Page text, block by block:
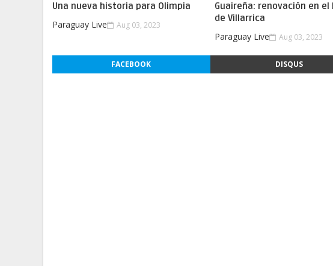
Una nueva historia para Olimpia
Paraguay Live Aug 03, 2023
Guaireña: renovación en el
de Villarrica
Paraguay Live Aug 03, 2023
FACEBOOK DISQUS